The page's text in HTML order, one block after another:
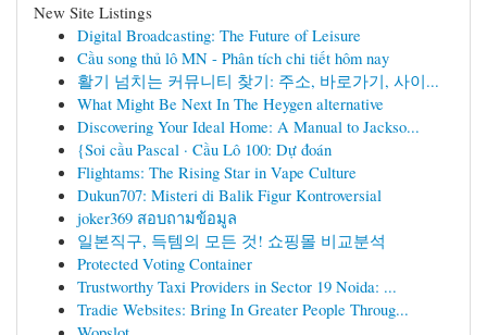
New Site Listings
Digital Broadcasting: The Future of Leisure
Cầu song thủ lô MN - Phân tích chi tiết hôm nay
활기 넘치는 커뮤니티 찾기: 주소, 바로가기, 사이...
What Might Be Next In The Heygen alternative
Discovering Your Ideal Home: A Manual to Jackso...
{Soi cầu Pascal · Cầu Lô 100: Dự đoán
Flightams: The Rising Star in Vape Culture
Dukun707: Misteri di Balik Figur Kontroversial
joker369 สอบถามข้อมูล
일본직구, 득템의 모든 것! 쇼핑몰 비교분석
Protected Voting Container
Trustworthy Taxi Providers in Sector 19 Noida: ...
Tradie Websites: Bring In Greater People Throug...